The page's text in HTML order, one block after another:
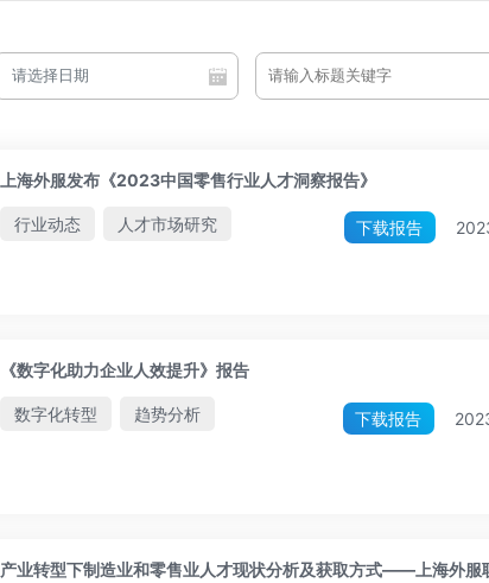
上海外服发布《2023中国零售行业人才洞察报告》
行业动态 人才市场研究 下载报告
《数字化助力企业人效提升》报告
数字化转型 趋势分析 下载报告
产业转型下制造业和零售业人才现状分析及获取方式——上海外服